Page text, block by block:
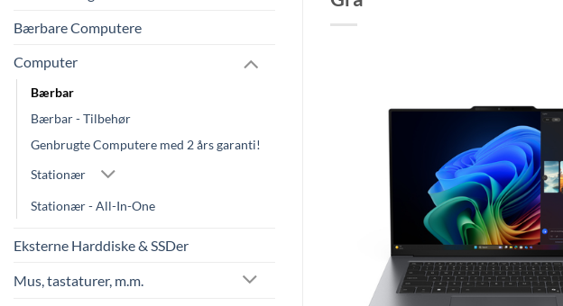
Bærbare Computere
Computer
Bærbar
Bærbar - Tilbehør
Genbrugte Computere med 2 års garanti!
Stationær
Stationær - All-In-One
Eksterne Harddiske & SSDer
Mus, tastaturer, m.m.